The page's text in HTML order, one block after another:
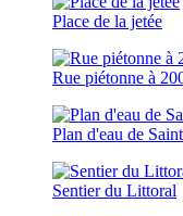
Place de la jetée
Rue piétonne à
Plan d'eau de
Sentier du Littoral